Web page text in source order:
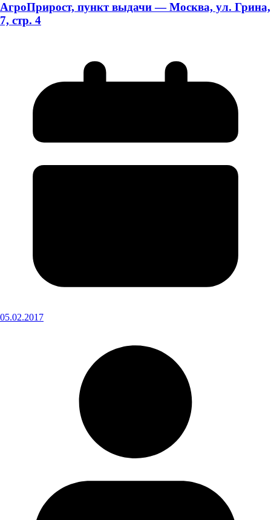
АгроПрирост, пункт выдачи — Москва, ул. Грина,
7, стр. 4
05.02.2017